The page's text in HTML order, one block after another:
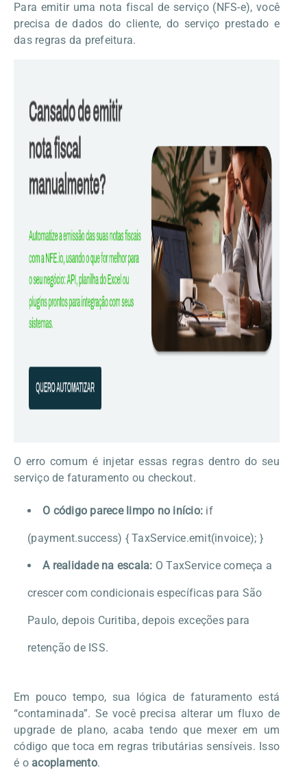
Para emitir uma nota fiscal de serviço (NFS-e), você
precisa de dados do cliente, do serviço prestado e
das regras da prefeitura.
O erro comum é injetar essas regras dentro do seu
serviço de faturamento ou checkout.
O código parece limpo no início: if
(payment.success) { TaxService.emit(invoice); }
A realidade na escala: OTaxServicecomeça a
crescer com condicionais específicas para São
Paulo, depois Curitiba, depois exceções para
retenção de ISS.
Em pouco tempo, sua lógica de faturamento está
“contaminada”. Se você precisa alterar um fluxo de
upgrade de plano, acaba tendo que mexer em um
código que toca em regras tributárias sensíveis. Isso
é o acoplamento.